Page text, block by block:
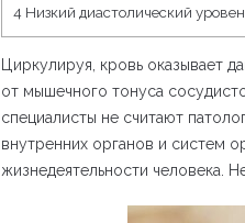
4 Низкий диастолический
Циркулируя, кровь оказывает
от мышечного тонуса
специалисты не считают
внутренних органов и систем
жизнедеятельности человека.